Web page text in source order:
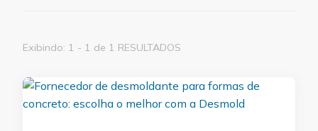
Exibindo: 1 - 1 de 1 RESULTADOS